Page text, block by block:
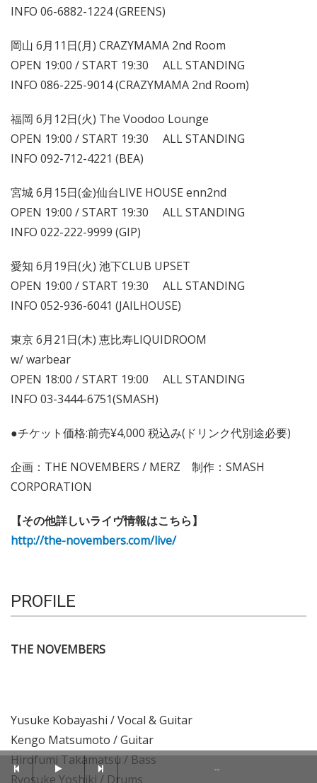
INFO 06-6882-1224 (GREENS)
岡山 6月11日(月) CRAZYMAMA 2nd Room
OPEN 19:00 / START 19:30 ALL STANDING
INFO 086-225-9014 (CRAZYMAMA 2nd Room)
福岡 6月12日(火) The Voodoo Lounge
OPEN 19:00 / START 19:30 ALL STANDING
INFO 092-712-4221 (BEA)
宮城 6月15日(金)仙台LIVE HOUSE enn2nd
OPEN 19:00 / START 19:30 ALL STANDING
INFO 022-222-9999 (GIP)
愛知 6月19日(火) 池下CLUB UPSET
OPEN 19:00 / START 19:30 ALL STANDING
INFO 052-936-6041 (JAILHOUSE)
東京 6月21日(木) 恵比寿LIQUIDROOM
w/ warbear
OPEN 18:00 / START 19:00 ALL STANDING
INFO 03-3444-6751(SMASH)
●チケット価格:前売¥4,000 税込み(ドリンク代別途必要)
企画：THE NOVEMBERS / MERZ 制作：SMASH
CORPORATION
【その他詳しいライヴ情報はこちら】
http://the-novembers.com/live/
PROFILE
THE NOVEMBERS
Yusuke Kobayashi / Vocal & Guitar
Kengo Matsumoto / Guitar
Hirofumi Takamatsu / Bass
Ryosuke Yoshiki / Drums
--